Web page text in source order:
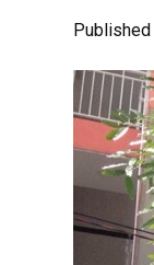
Published